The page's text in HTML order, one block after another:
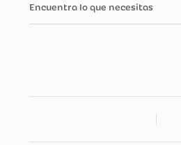
Encuentra lo que necesitas